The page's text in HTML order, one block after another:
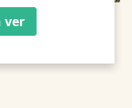
ver